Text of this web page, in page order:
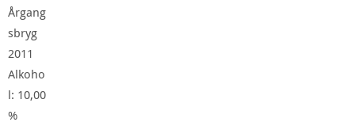
Årgang
sbryg
2011
Alkoho
l: 10,00
%